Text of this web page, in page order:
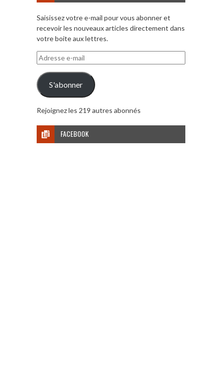
Saisissez votre e-mail pour vous abonner et
recevoir les nouveaux articles directement dans
votre boite aux lettres.
Adresse
e-
mail
S'abonner
Rejoignez les 219 autres abonnés
FACEBOOK